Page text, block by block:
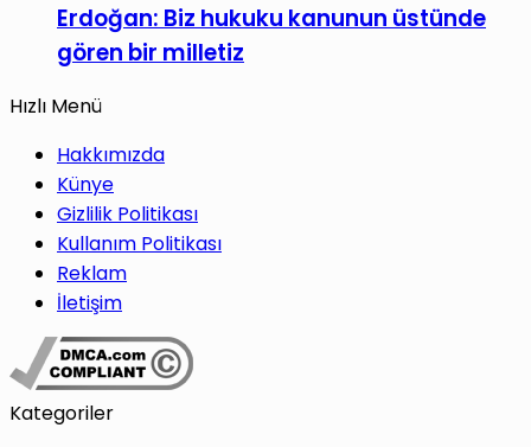
Erdoğan: Biz hukuku kanunun üstünde
gören bir milletiz
Hızlı Menü
Hakkımızda
Künye
Gizlilik Politikası
Kullanım Politikası
Reklam
İletişim
Kategoriler